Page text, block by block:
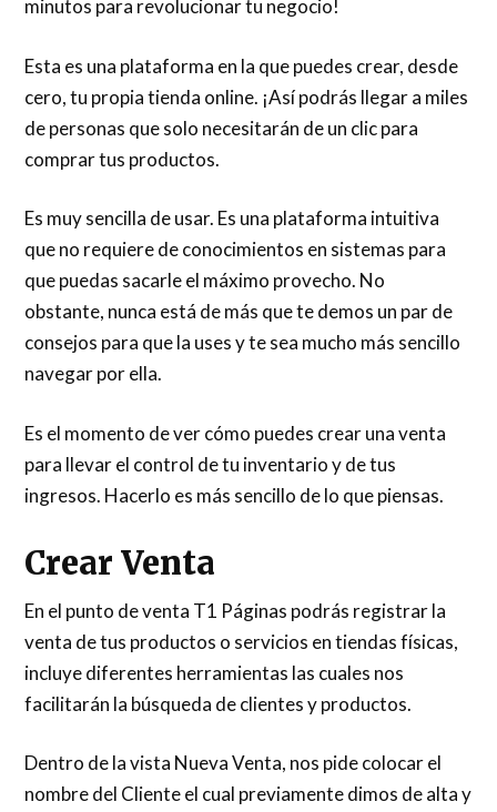
minutos para revolucionar tu negocio!
Esta es una plataforma en la que puedes crear, desde
cero, tu propia tienda online. ¡Así podrás llegar a miles
de personas que solo necesitarán de un clic para
comprar tus productos.
Es muy sencilla de usar. Es una plataforma intuitiva
que no requiere de conocimientos en sistemas para
que puedas sacarle el máximo provecho. No
obstante, nunca está de más que te demos un par de
consejos para que la uses y te sea mucho más sencillo
navegar por ella.
Es el momento de ver cómo puedes crear una venta
para llevar el control de tu inventario y de tus
ingresos. Hacerlo es más sencillo de lo que piensas.
Crear Venta
En el punto de venta T1 Páginas podrás registrar la
venta de tus productos o servicios en tiendas físicas,
incluye diferentes herramientas las cuales nos
facilitarán la búsqueda de clientes y productos.
Dentro de la vista Nueva Venta, nos pide colocar el
nombre del Cliente el cual previamente dimos de alta y